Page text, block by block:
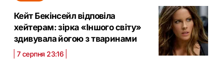
Кейт Бекінсейл відповіла
хейтерам: зірка «Іншого світу»
здивувала йогою з тваринами
7 серпня 23:16